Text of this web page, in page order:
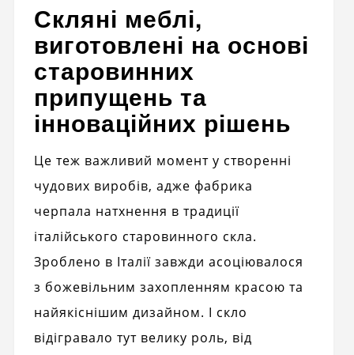
Скляні меблі,
виготовлені на основі
старовинних
припущень та
інноваційних рішень
Це теж важливий момент у створенні
чудових виробів, адже фабрика
черпала натхнення в традиції
італійського старовинного скла.
Зроблено в Італії завжди асоціювалося
з божевільним захопленням красою та
найякіснішим дизайном. І скло
відігравало тут велику роль, від